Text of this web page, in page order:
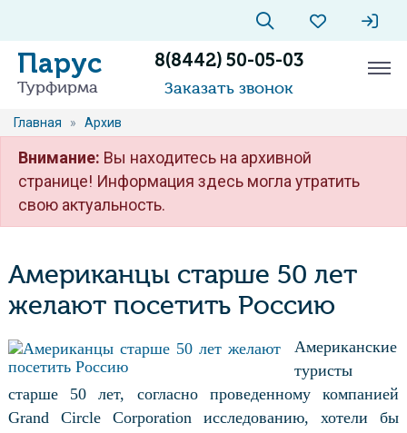
Парус
Турфирма
8(8442) 50-05-03
Заказать звонок
Главная » Архив
Внимание: Вы находитесь на архивной
странице! Информация здесь могла утратить
свою актуальность.
Американцы старше 50 лет
желают посетить Россию
Американские
туристы
старше 50 лет, согласно проведенному компанией
Grand Circle Corporation исследованию, хотели бы